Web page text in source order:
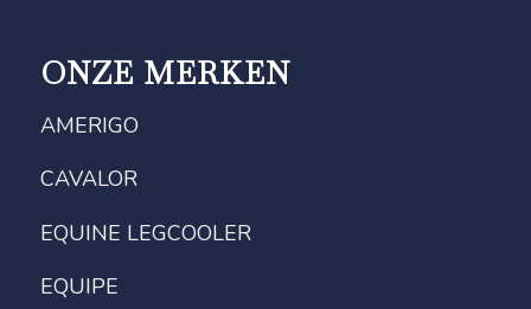
ONZE MERKEN
AMERIGO
CAVALOR
EQUINE LEGCOOLER
EQUIPE